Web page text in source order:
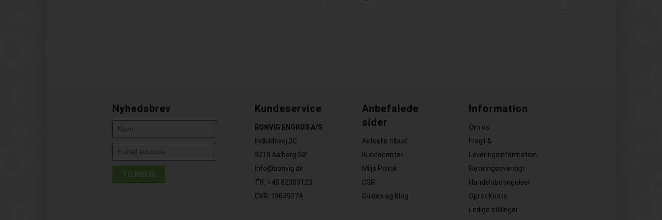
Nyhedsbrev Kundeservice
BONVIG ENGROS A/S
Indkildevej 2C
9210 Aalborg SØ
info@bonvig.dk
Tlf: +45 82303123
CVR: 19639274
Anbefalede
sider
Aktuelle tilbud
Kundecenter
Miljø Politik
CSR
Guides og Blog
Information
Om os
Fragt &
Leveringsinformation
Betalingsoversigt
Handelsbetingelser
Opret Konto
Ledige stillinger